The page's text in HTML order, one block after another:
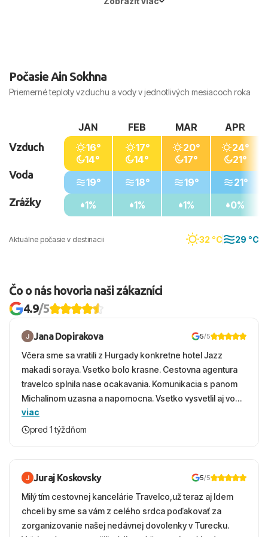
Počasie Ain Sokhna
Priemerné teploty vzduchu a vody v jednotlivých mesiacoch roka
Aktuálne počasie v destinacii 32 °C 29 °C
Vzduch
Voda
Zrážky
JAN
16°
14°
19°
1%
FEB
17°
14°
18°
1%
MAR
20°
17°
19°
1%
APR
24°
21°
21°
0%
Čo o nás hovoria naši zákazníci
4.9/5
Jana Dopirakova 5/5
Včera sme sa vratili z Hurgady konkretne hotel Jazz
makadi soraya. Vsetko bolo krasne. Cestovna agentura
travelco splnila nase ocakavania. Komunikacia s panom
Michalinom uzasna a napomocna. Vsetko vysvetlil aj vo
vecernych hodinach zaco sa ospravedlnujem. Hotel
krasny, cisty. Sluzby top. Strava, prostredie, more,
viac
pred 1 týždňom
Juraj Koskovsky 5/5
Milý tím cestovnej kancelárie Travelco,už teraz aj Idem
chceli by sme sa vám z celého srdca poďakovať za
zorganizovanie našej nedávnej dovolenky v Turecku.